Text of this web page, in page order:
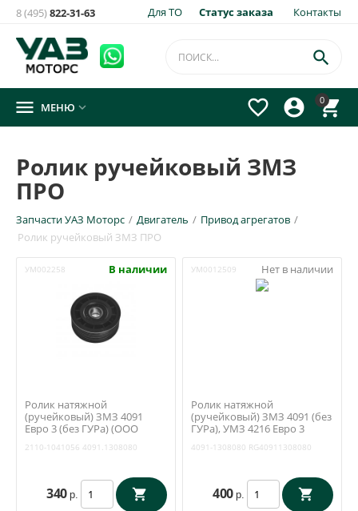
Для ТО Статус заказа Контакты
8 (495)822-31-63
0




 МЕНЮ 
Ролик ручейковый ЗМЗ
ПРО
Запчасти УАЗ Моторс / Двигатель / Привод агрегатов /
Ролик ручейковый ЗМЗ ПРО
УМ002258 В наличии
Ролик натяжной
(ручейковый) ЗМЗ 4091
Евро 3 (без ГУРа) (ООО
производственная
2110-1041056 4091.1308080
340 р.
УМ0012509 Нет в наличии
Ролик натяжной
(ручейковый) ЗМЗ 4091 (без
ГУРа), УМЗ 4216 Евро 3
4091-1308080 RG40911308080
400 р.